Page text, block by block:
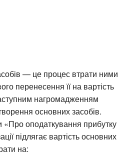
— це процес втрати ними
перенесення її на вартість
нагромадженням
основних засобів.
«Про оподаткування прибутку
підлягає вартість основних
на: